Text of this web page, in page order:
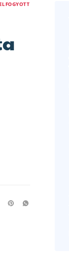
ELFOGYOTT